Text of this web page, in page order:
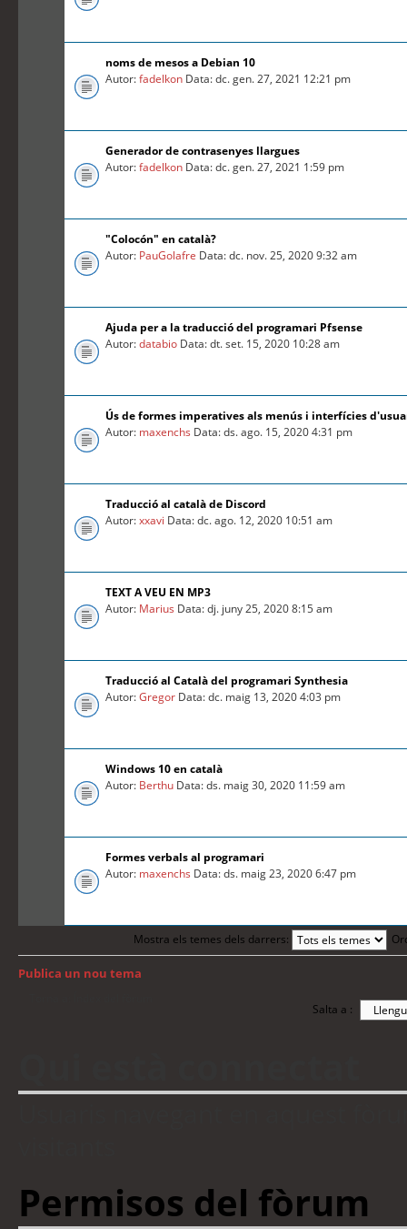
noms de mesos a Debian 10
Autor:fadelkon Data: dc. gen. 27, 2021 12:21 pm
Generador de contrasenyes llargues
Autor:fadelkon Data: dc. gen. 27, 2021 1:59 pm
"Colocón" en català?
Autor: PauGolafre Data: dc. nov. 25, 2020 9:32 am
Ajuda per a la traducció del programari Pfsense
Autor:databio Data: dt. set. 15, 2020 10:28 am
Ús de formes imperatives als menús i interfícies
Autor: maxenchs Data: ds. ago. 15, 2020 4:31 pm
Traducció al català de Discord
Autor:xxavi Data: dc. ago. 12, 2020 10:51 am
TEXT A VEU EN MP3
Autor: Marius Data: dj. juny 25, 2020 8:15 am
Traducció al Català del programari Synthesia
Autor:Gregor Data: dc. maig 13, 2020 4:03 pm
Windows 10 en català
Autor: Berthu Data: ds. maig 30, 2020 11:59 am
Formes verbals al programari
Autor: maxenchs Data: ds. maig 23, 2020 6:47 pm
Mostra els temes dels darrers:
Publica un nou tema
Salta a :
Permisos del fòrum